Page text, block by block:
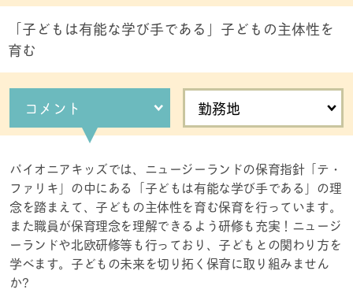
「子どもは有能な学び手である」子どもの主体性を
育む
コメント 勤務地
パイオニアキッズでは、ニュージーランドの保育指針「テ・
ファリキ」の中にある「子どもは有能な学び手である」の理
念を踏まえて、子どもの主体性を育む保育を行っています。
また職員が保育理念を理解できるよう研修も充実！ニュージ
ーランドや北欧研修等も行っており、子どもとの関わり方を
学べます。子どもの未来を切り拓く保育に取り組みません
か?